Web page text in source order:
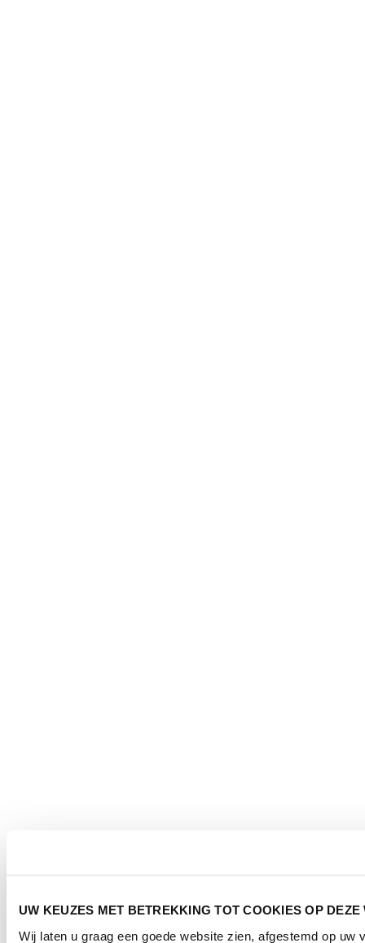
UW KEUZES MET BETREKKING TOT COOKIES OP DEZE
Wij laten u graag een goede website zien, afgestemd op